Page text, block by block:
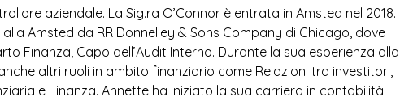
aziendale. La Sig.ra O’Connor è entrata in Amsted nel 2018.
alla Amsted da RR Donnelley & Sons Company di Chicago, dove
Finanza, Capo dell’Audit Interno. Durante la sua esperienza alla
altri ruoli in ambito finanziario come Relazioni tra investitori,
e Finanza. Annette ha iniziato la sua carriera in contabilità